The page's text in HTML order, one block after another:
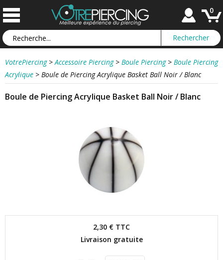
0
VotrePiercing > Accessoire Piercing > Boule Piercing > Boule Piercing
Acrylique > Boule de Piercing Acrylique Basket Ball Noir / Blanc
Boule de Piercing Acrylique Basket Ball Noir / Blanc
2,30 € TTC
Livraison gratuite